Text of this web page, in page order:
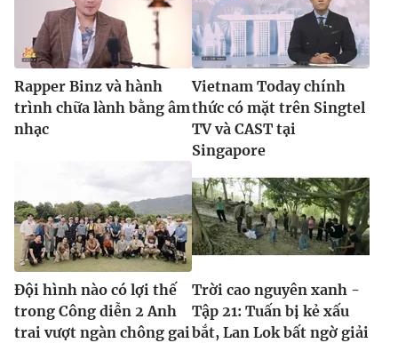
® Cấm sao chép dưới mọi hình thức nếu không có sự chấp
thuận bằng văn bản. Ghi rõ nguồn VTV.vn khi phát hành lại
thông tin từ website này.
Rapper Binz và hành
trình chữa lành bằng âm
nhạc
Vietnam Today chính
thức có mặt trên Singtel
TV và CAST tại
Singapore
Đội hình nào có lợi thế
trong Công diễn 2 Anh
trai vượt ngàn chông gai
Trời cao nguyên xanh -
Tập 21: Tuấn bị kẻ xấu
bắt, Lan Lok bất ngờ giải